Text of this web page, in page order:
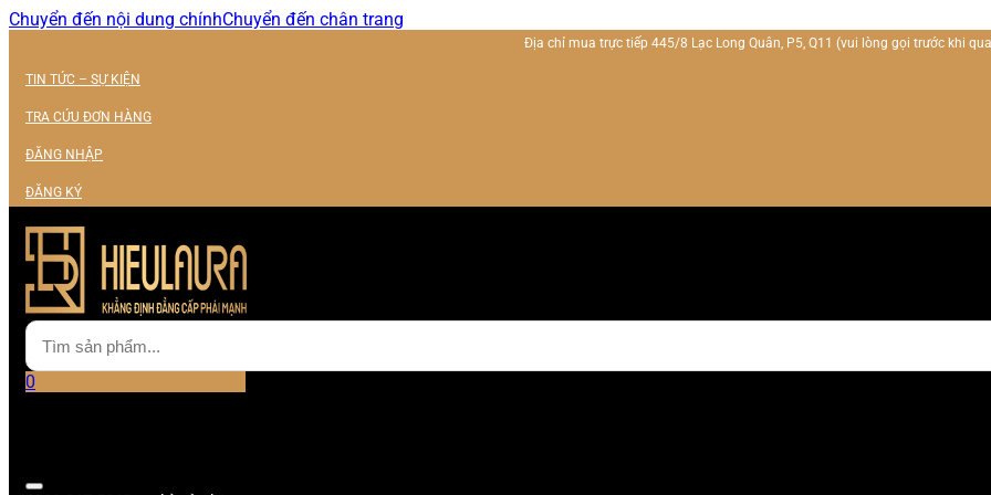
Chuyển đến nội dung chínhChuyển đến chân trang
Địa chỉ mua trực tiếp 445/8 Lạc Long Quân, P5, Q11 (vui lòng gọi trước khi
TIN TỨC – SỰ KIỆN
TRA CỨU ĐƠN HÀNG
ĐĂNG NHẬP
ĐĂNG KÝ
0